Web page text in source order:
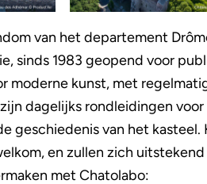
van het departement
sinds 1983 geopend voor
moderne kunst, met
dagelijks rondleidingen voor
geschiedenis van het kasteel.
en zullen zich uitstekend
met Chatolabo: